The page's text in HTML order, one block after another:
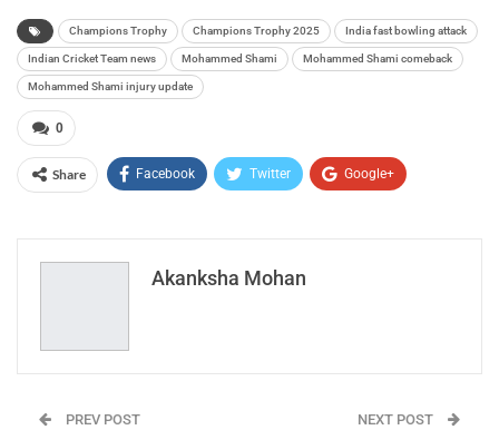
Champions Trophy Champions Trophy 2025 India fast bowling attack
Indian Cricket Team news Mohammed Shami Mohammed Shami comeback
Mohammed Shami injury update
0
Share Facebook Twitter Google+
Email
Akanksha Mohan
PREV POST NEXT POST